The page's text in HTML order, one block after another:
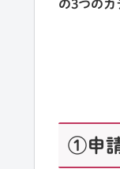
の3つのカ
①申